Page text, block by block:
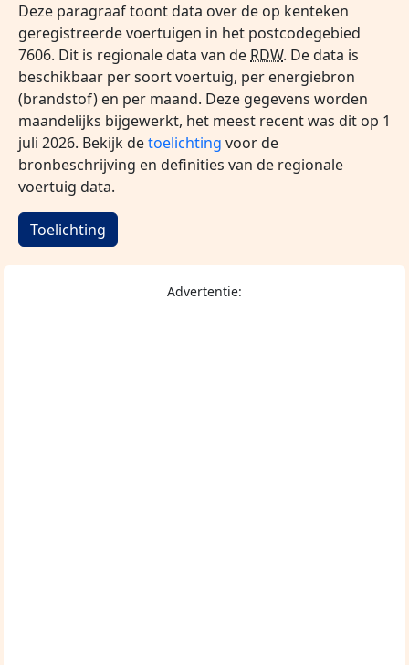
Deze paragraaf toont data over de op kenteken
geregistreerde voertuigen in het postcodegebied
7606. Dit is regionale data van de RDW. De data is
beschikbaar per soort voertuig, per energiebron
(brandstof) en per maand. Deze gegevens worden
maandelijks bijgewerkt, het meest recent was dit op 1
juli 2026. Bekijk detoelichting voor de
bronbeschrijving en definities van de regionale
voertuig data.
Toelichting
Advertentie: